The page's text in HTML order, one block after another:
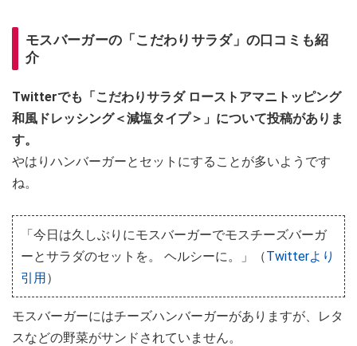
モスバーガーの「こだわりサラダ」の口コミも紹
介
Twitterでも「こだわりサラダ ローストアマニトッピング
和風ドレッシング＜減塩タイプ＞」について投稿がありま
す。
やはりハンバーガーとセットにすることが多いようです
ね。
「今日は久しぶりにモスバーガーでモスチーズバーガ
ーとサラダのセットを。 ヘルシーに。」（Twitterより
引用）
モスバーガーにはチーズハンバーガーがありますが、レタ
スなどの野菜がサンドされていません。